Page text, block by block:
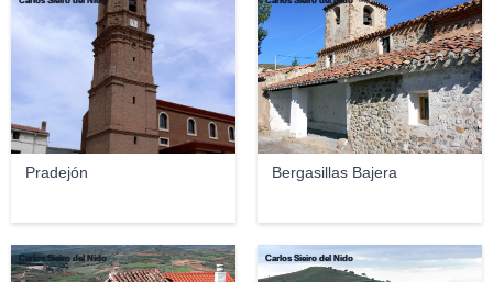
Pradejón Bergasillas Bajera
Carlos Sieiro del Nido Carlos Sieiro del Nido